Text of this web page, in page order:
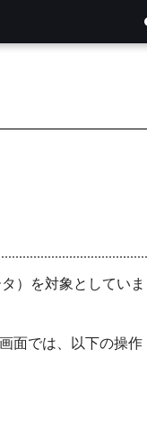
）を対象としていま
画面では、以下の操作